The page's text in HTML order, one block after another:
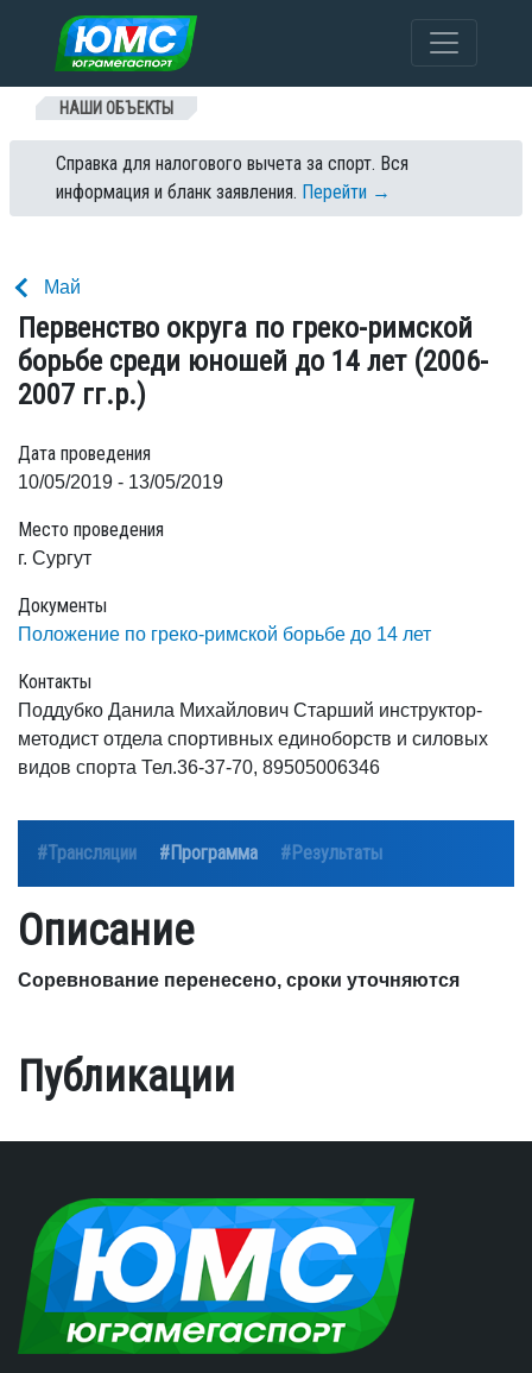
Перейти к содержанию
НАШИ ОБЪЕКТЫ
Справка для налогового вычета за спорт. Вся
информация и бланк заявления. Перейти →
Май
Первенство округа по греко-римской
борьбе среди юношей до 14 лет (2006-
2007 гг.р.)
Дата проведения
10/05/2019 - 13/05/2019
Место проведения
г. Сургут
Документы
Положение по греко-римской борьбе до 14 лет
Контакты
Поддубко Данила Михайлович Старший инструктор-
методист отдела спортивных единоборств и силовых
видов спорта Тел.36-37-70, 89505006346
#Трансляции #Программа #Результаты
Описание
Соревнование перенесено, сроки уточняются
Публикации